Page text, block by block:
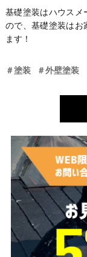
基礎塗装はハウスメ
ので、基礎塗装はお
ます！
＃塗装 ＃外壁塗装